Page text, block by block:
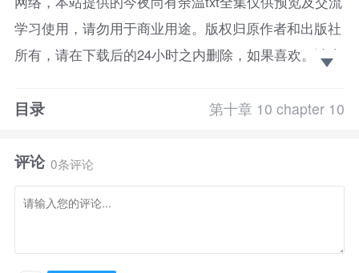
学习使用，请勿用于商业用途。版权归原作者和出版社
所有，请在下载后的24小时之内删除，如果喜欢。请支
[余温钧，(姑且）是一个弟控他安排了一个寡言阴
弟身边当小保姆；却在某个夜晚，对她做出另外的决
定-恰逢寒夜，滴水成冰一朵蔷薇，被偶然地摘进深宅
之中]
目录 第十章 10 chapter 10
评论 0条评论